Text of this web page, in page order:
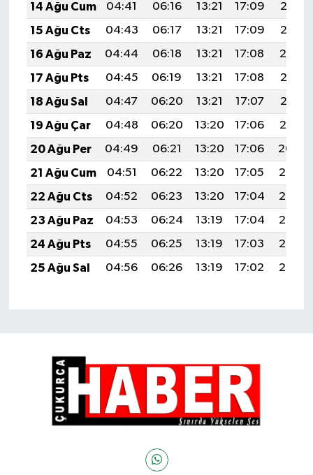
14 Ağu Cum
04:41 06:16 13:21 17:09
20:17
15 Ağu Cts
04:43 06:17 13:21 17:09
20:16
16 Ağu Paz
04:44 06:18 13:21 17:08
20:14
17 Ağu Pts
04:45 06:19 13:21 17:08
20:13
18 Ağu Sal
04:47 06:20 13:21 17:07
20:12
19 Ağu Çar
04:48 06:20 13:20 17:06
20:10
20 Ağu Per
04:49 06:21 13:20 17:06
20:09
21 Ağu Cum
04:51 06:22 13:20 17:05
20:07
22 Ağu Cts
04:52 06:23 13:20 17:04
20:06
23 Ağu Paz
04:53 06:24 13:19 17:04
20:05
24 Ağu Pts
04:55 06:25 13:19 17:03
20:03
25 Ağu Sal
04:56 06:26 13:19 17:02 20:02